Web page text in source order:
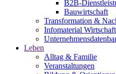
B2B-
Bauwirtschaft
Transformation &
Infomaterial Wirtschaft
Leben
Alltag & Familie
Veranstaltungen